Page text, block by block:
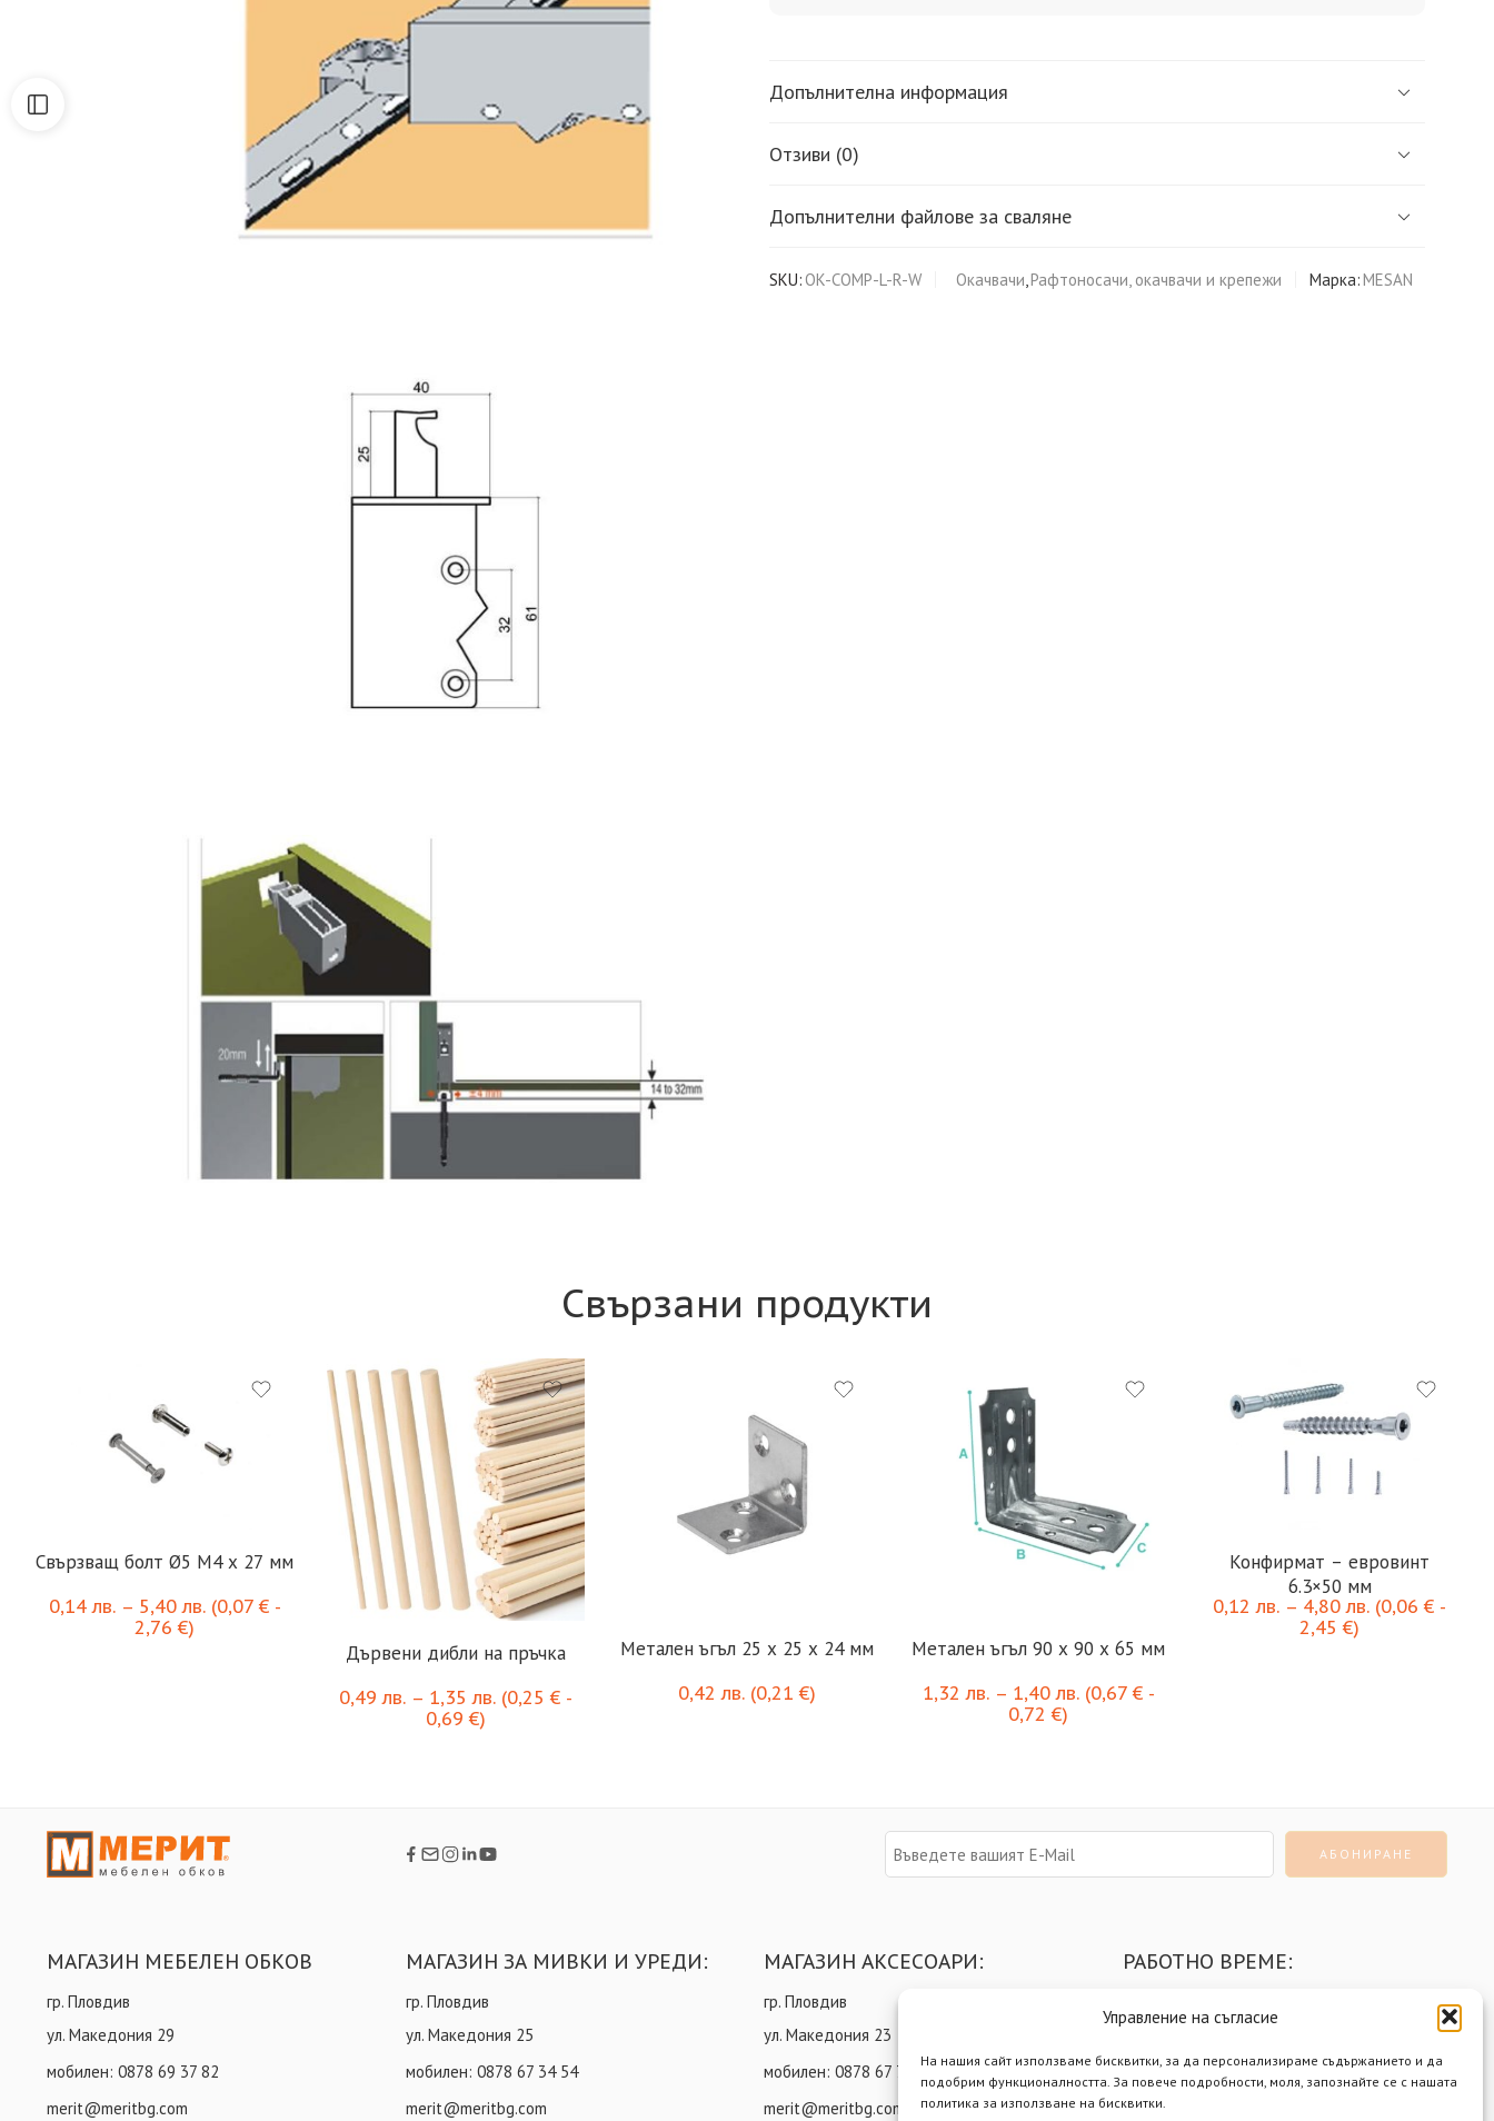
Управление на съгласие
На нашия сайт използваме бисквитки, за да персонализираме съдържанието и да
подобрим функционалността. За повече подробности, моля, запознайте се с нашата
политика за използване на бисквитки.
Допълнителна информация
Отзиви (0)
Допълнителни файлове за сваляне
SKU:OK-COMP-L-R-W Окачвачи,Рафтоносачи, окачвачи и крепежи Марка:MESAN
Свързани продукти
Свързващ болт Ø5 M4 x 27 мм
0,14лв. – 5,40лв. (0,07€-
2,76€)
Дървени дибли на пръчка
0,49лв. – 1,35лв. (0,25€ -
0,69€)
Метален ъгъл 25 х 25 x 24 мм
0,42лв. (0,21€)
Метален ъгъл 90 х 90 х 65 мм
1,32лв. – 1,40лв. (0,67€-
0,72€)
Конфирмат – евровинт
6.3×50 мм
0,12лв. – 4,80лв. (0,06€ -
2,45€)
МАГАЗИН МЕБЕЛЕН ОБКОВ
гр. Пловдив
ул. Македония 29
мобилен: 0878 69 37 82
merit@meritbg.com
МАГАЗИН ЗА МИВКИ И УРЕДИ:
гр. Пловдив
ул. Македония 25
мобилен: 0878 67 34 54
merit@meritbg.com
МАГАЗИН АКСЕСОАРИ:
гр. Пловдив
ул. Македония 23
мобилен: 0878 67 73 85
merit@meritbg.com
РАБОТНО ВРЕМЕ:
9:00 - 14:00 ч.
Неделя
почивен ден